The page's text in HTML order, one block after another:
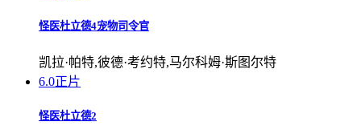
怪医杜立德4宠物司令官
凯拉·帕特,彼德·考约特,马尔科姆·斯图尔特
6.0正片
怪医杜立德2